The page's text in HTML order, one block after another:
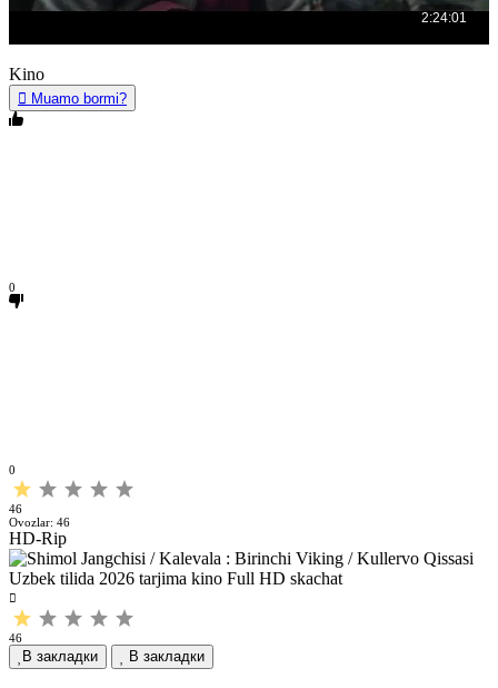
Kino
Muamo bormi?
0
0
46
Ovozlar: 46
HD-Rip
46
В закладки В закладки